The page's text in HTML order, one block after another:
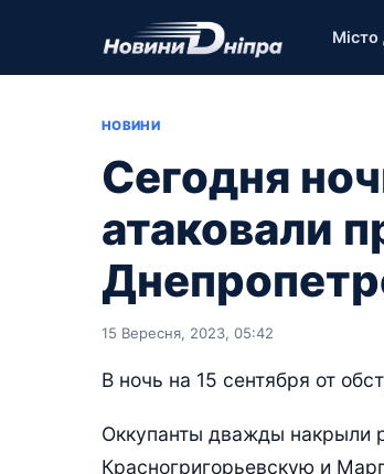
Місто
НОВИНИ
Сегодня
атаковали
15 Вересня, 2023, 05:42
В ночь на 15 сентября от
Оккупанты дважды накрыли
Красногригорьевскую и